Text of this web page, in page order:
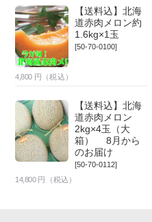
【送料込】北海
道赤肉メロン約
1.6kg×1玉
[50-70-0100]
4,800 円（税込）
【送料込】北海
道赤肉メロン
2kg×4玉（大
箱） 8月から
のお届け
[50-70-0112]
14,800 円（税込）